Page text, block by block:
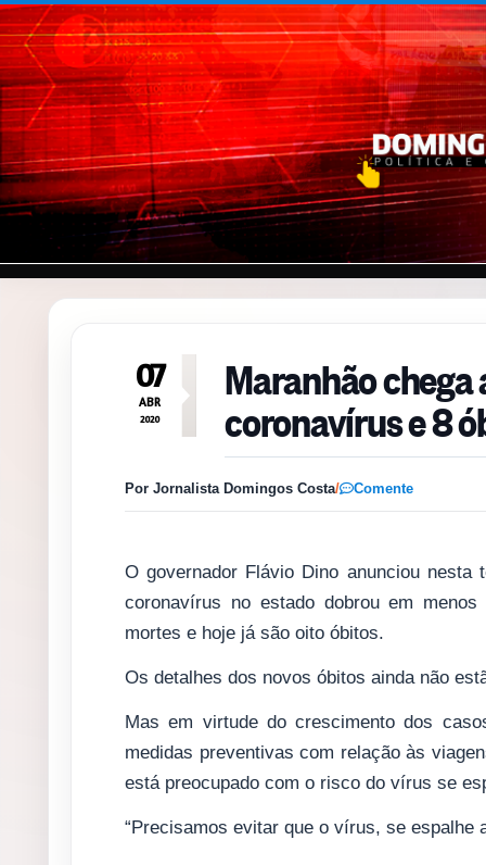
Pular para o conteúdo
07
ABR
2020
Maranhão
coronavírus e 8
Por Jornalista Domingos Costa/ Comente
O governador Flávio Dino anunciou
coronavírus no estado dobrou em
mortes e hoje já são oito óbitos.
Os detalhes dos novos óbitos ainda não
Mas em virtude do crescimento dos
medidas preventivas com relação às
está preocupado com o risco do vírus se
“Precisamos evitar que o vírus, se espalhe